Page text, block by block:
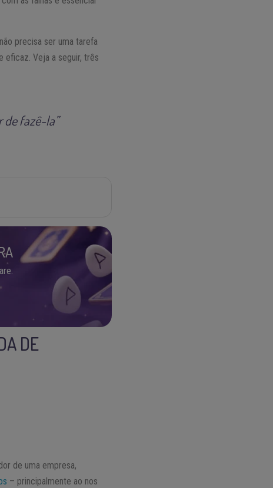
precisa ser uma tarefa
eficaz. Veja a seguir, três
de fazê-la”
DE
de uma empresa,
– principalmente ao nos